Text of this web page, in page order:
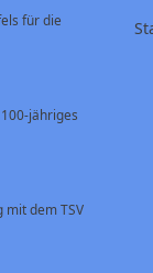
für die
jähriges
mit dem TSV